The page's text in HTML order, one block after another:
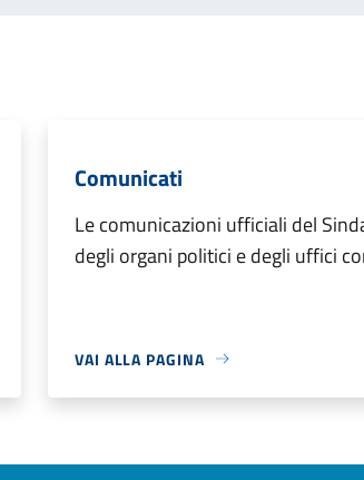
Comunicati
Le comunicazioni ufficiali del
degli organi politici e degli uffici
VAI ALLA PAGINA